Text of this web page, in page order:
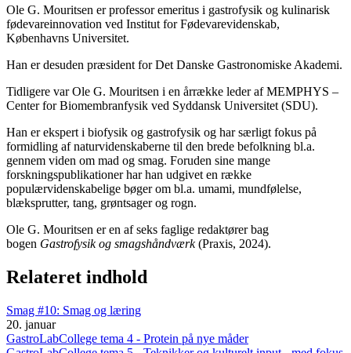
Ole G. Mouritsen er professor emeritus i gastrofysik og kulinarisk
fødevareinnovation ved Institut for Fødevarevidenskab,
Københavns Universitet.
Han er desuden præsident for Det Danske Gastronomiske Akademi.
Tidligere var Ole G. Mouritsen i en årrække leder af MEMPHYS –
Center for Biomembranfysik ved Syddansk Universitet (SDU).
Han er ekspert i biofysik og gastrofysik og har særligt fokus på
formidling af naturvidenskaberne til den brede befolkning bl.a.
gennem viden om mad og smag. Foruden sine mange
forskningspublikationer har han udgivet en række
populærvidenskabelige bøger om bl.a. umami, mundfølelse,
blæksprutter, tang, grøntsager og rogn.
Ole G. Mouritsen er en af seks faglige redaktører bag
bogen Gastrofysik og smagshåndværk(Praxis, 2024).
Relateret indhold
Smag #10: Smag og læring
20. januar
GastroLabCollege tema 4 - Protein på nye måder